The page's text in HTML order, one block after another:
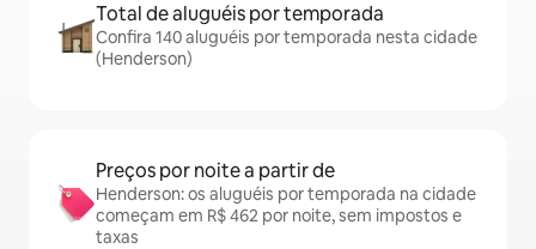
Total de aluguéis por temporada
Confira 140 aluguéis por temporada nesta cidade
(Henderson)
Preços por noite a partir de
Henderson: os aluguéis por temporada na cidade
começam em R$ 462 por noite, sem impostos e
taxas